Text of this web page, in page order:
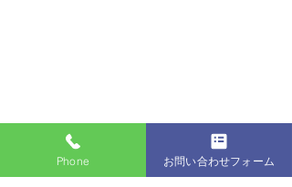
Phone お問い合わせフォーム